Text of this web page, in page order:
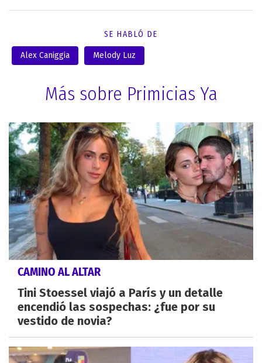
SE HABLÓ DE
Alex Caniggia Melody Luz
Más sobre Primicias Ya
CAMINO AL ALTAR
Tini Stoessel viajó a París y un detalle
encendió las sospechas: ¿fue por su
vestido de novia?